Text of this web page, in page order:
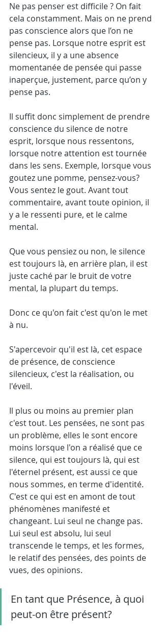
Ne pas penser est difficile ? On fait
cela constamment. Mais on ne prend
pas conscience alors que l’on ne
pense pas. Lorsque notre esprit est
silencieux, il y a une absence
momentanée de pensée qui passe
inaperçue, justement, parce qu’on y
pense pas.
Il suffit donc simplement de prendre
conscience du silence de notre
esprit, lorsque nous ressentons,
lorsque notre attention est tournée
dans les sens. Exemple, lorsque vous
goutez une pomme, pensez-vous?
Vous sentez le gout. Avant tout
commentaire, avant toute opinion, il
y a le ressenti pure, et le calme
mental.
Que vous pensiez ou non, le silence
est toujours là, en arrière plan, il est
juste caché par le bruit de votre
mental, la plupart du temps.
Donc ce qu'on fait c'est qu'on le met
à nu.
S'apercevoir qu'il est là, cet espace
de présence, de conscience
silencieux, c'est la réalisation, ou
l'éveil.
Il plus ou moins au premier plan
c'est tout. Les pensées, ne sont pas
un problème, elles le sont encore
moins lorsque l'on a réalisé que ce
silence, qui est toujours là, qui est
l'éternel présent, est aussi ce que
nous sommes, en terme d'identité.
C'est ce qui est en amont de tout
phénomènes manifesté et
changeant. Lui seul ne change pas.
Lui seul est absolu, lui seul
transcende le temps, et les formes,
le relatif des pensées, des points de
vues, des opinions.
En tant que Présence, à quoi
peut-on être présent?